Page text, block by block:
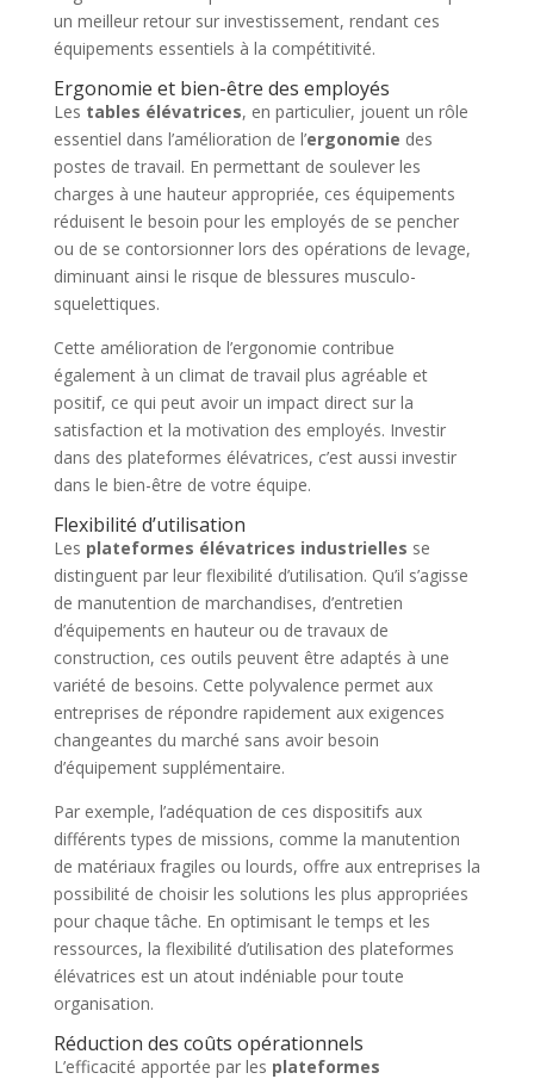
un meilleur retour sur investissement, rendant ces
équipements essentiels à la compétitivité.
Ergonomie et bien-être des employés
Les tables élévatrices, en particulier, jouent un rôle
essentiel dans l’amélioration de l’ergonomie des
postes de travail. En permettant de soulever les
charges à une hauteur appropriée, ces équipements
réduisent le besoin pour les employés de se pencher
ou de se contorsionner lors des opérations de levage,
diminuant ainsi le risque de blessures musculo-
squelettiques.
Cette amélioration de l’ergonomie contribue
également à un climat de travail plus agréable et
positif, ce qui peut avoir un impact direct sur la
satisfaction et la motivation des employés. Investir
dans des plateformes élévatrices, c’est aussi investir
dans le bien-être de votre équipe.
Flexibilité d’utilisation
Les plateformes élévatrices industrielles se
distinguent par leur flexibilité d’utilisation. Qu’il s’agisse
de manutention de marchandises, d’entretien
d’équipements en hauteur ou de travaux de
construction, ces outils peuvent être adaptés à une
variété de besoins. Cette polyvalence permet aux
entreprises de répondre rapidement aux exigences
changeantes du marché sans avoir besoin
d’équipement supplémentaire.
Par exemple, l’adéquation de ces dispositifs aux
différents types de missions, comme la manutention
de matériaux fragiles ou lourds, offre aux entreprises la
possibilité de choisir les solutions les plus appropriées
pour chaque tâche. En optimisant le temps et les
ressources, la flexibilité d’utilisation des plateformes
élévatrices est un atout indéniable pour toute
organisation.
Réduction des coûts opérationnels
L’efficacité apportée par les plateformes